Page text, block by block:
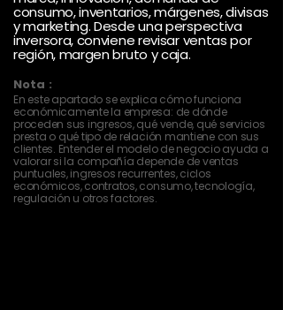
consumo, inventarios, márgenes, divisas
y marketing. Desde una perspectiva
inversora, conviene revisar ventas por
región, margen bruto y caja.
Nota :
En este apartado se explica cómo funciona
económicamente la empresa: de dónde
proceden sus ingresos, qué vende, qué servicios
presta o qué tipo de relación mantiene con sus
clientes. Entender el modelo de negocio ayuda a
valorar si la compañía depende de ventas
puntuales, ingresos recurrentes, ciclos
económicos, contratos, consumo, tecnología,
regulación u otros factores.